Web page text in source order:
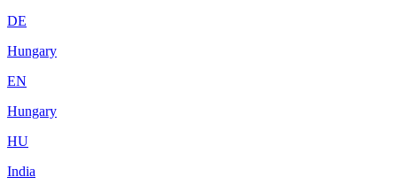
DE
Hungary
EN
Hungary
HU
India